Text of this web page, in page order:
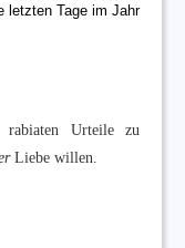
letzten Tage im Jahr
Urteile zu
Liebe willen.